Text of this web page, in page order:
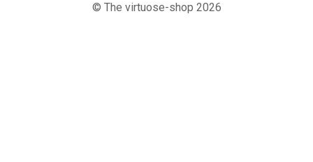
© The virtuose-shop 2026